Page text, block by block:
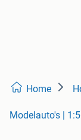
Home
Modelauto's |